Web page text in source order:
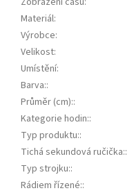
Materiál:
Výrobce:
Velikost:
Umístění:
Barva::
Průměr (cm)::
Kategorie hodin::
Typ produktu::
Tichá sekundová ručička::
Typ strojku::
Rádiem řízené::